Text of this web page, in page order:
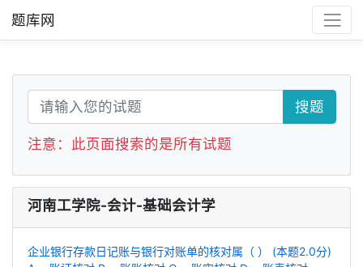
题库网
搜题
注意：此页面搜索的是所有试题
河南工学院-会计-基础会计学
企业银行存款日记账与银行对账单的核对属（ ） (本题2.0分)